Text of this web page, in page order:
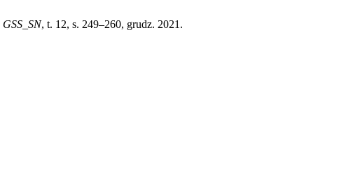
GSS_SN, t. 12, s. 249–260, grudz. 2021.